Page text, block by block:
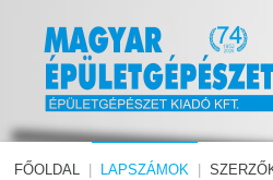
FŐOLDAL LAPSZÁMOK